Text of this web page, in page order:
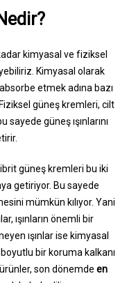
kimyasal ve fiziksel
Kimyasal olarak
etmek adına bazı
güneş kremleri, cilt
güneş ışınlarını
güneş kremleri bu iki
getiriyor. Bu sayede
mümkün kılıyor. Yani
ışınların önemli bir
ışınlar ise kimyasal
bir koruma kalkanı
son dönemde en